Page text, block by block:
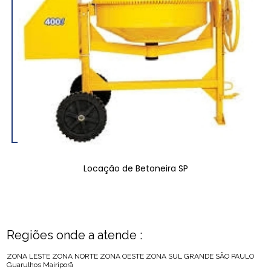
Locação de Betoneira SP
Regiões onde a atende :
ZONA LESTE ZONA NORTE ZONA OESTE ZONA SUL GRANDE SÃO PAULO
Guarulhos Mairiporã